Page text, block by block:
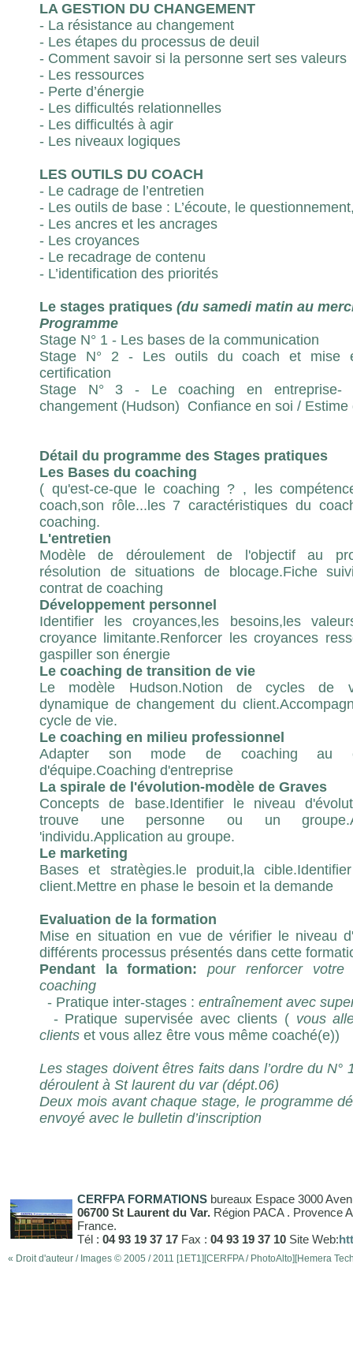
LA GESTION DU CHANGEMENT
- La résistance au changement
- Les étapes du processus de deuil
- Comment savoir si la personne sert ses valeurs
- Les ressources
- Perte d’énergie
- Les difficultés relationnelles
- Les difficultés à agir
- Les niveaux logiques
LES OUTILS DU COACH
- Le cadrage de l’entretien
- Les outils de base : L’écoute, le
- Les ancres et les ancrages
- Les croyances
- Le recadrage de contenu
- L’identification des priorités
Le stages pratiques (du samedi matin au
Programme
Stage N° 1 - Les bases de la communication
Stage N° 2 - Les outils du coach et mise
certification
Stage N° 3 - Le coaching en entreprise-
changement (Hudson) Confiance en soi / Estime
Détail du programme des Stages pratiques
Les Bases du coaching
( qu'est-ce-que le coaching ? , les
coach,son rôle...les 7 caractéristiques du
coaching.
L'entretien
Modèle de déroulement de l'objectif au
résolution de situations de blocage.Fiche
contrat de coaching
Développement personnel
Identifier les croyances,les besoins,les
croyance limitante.Renforcer les croyances
gaspiller son énergie
Le coaching de transition de vie
Le modèle Hudson.Notion de cycles de
dynamique de changement du
cycle de vie.
Le coaching en milieu professionnel
Adapter son mode de coaching au
d'équipe.Coaching d'entreprise
La spirale de l'évolution-modèle de Graves
Concepts de base.Identifier le niveau
trouve une personne ou un
'individu.Application au groupe.
Le marketing
Bases et stratègies.le produit,la
client.Mettre en phase le besoin et la demande
Evaluation de la formation
Mise en situation en vue de vérifier le niveau
différents processus présentés dans cette
Pendant la formation:
pour renforcer votre
coaching
- Pratique inter-stages : entraînement avec
- Pratique supervisée avec clients ( vous
clients et vous allez être vous même coaché(e))
Les stages doivent êtres faits dans l’ordre du N°
déroulent à St laurent du var (dépt.06)
Deux mois avant chaque stage, le programme
envoyé avec le bulletin d’inscription
CERFPA FORMATIONS bureaux Espace 3000
06700 St Laurent du Var. Région PACA . Provence
France.
Tél : 04 93 19 37 17 Fax : 04 93 19 37 10 Site Web:
« Droit d'auteur / Images © 2005 / 2011 [1ET1][CERFPA / PhotoAlto][Hemera